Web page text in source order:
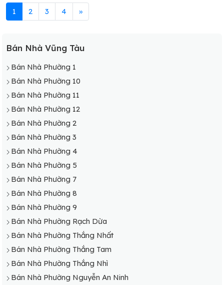
1 2 3 4 »
Bán Nhà Vũng Tàu
Bán Nhà Phường 1
Bán Nhà Phường 10
Bán Nhà Phường 11
Bán Nhà Phường 12
Bán Nhà Phường 2
Bán Nhà Phường 3
Bán Nhà Phường 4
Bán Nhà Phường 5
Bán Nhà Phường 7
Bán Nhà Phường 8
Bán Nhà Phường 9
Bán Nhà Phường Rạch Dừa
Bán Nhà Phường Thắng Nhất
Bán Nhà Phường Thắng Tam
Bán Nhà Phường Thắng Nhì
Bán Nhà Phường Nguyễn An Ninh